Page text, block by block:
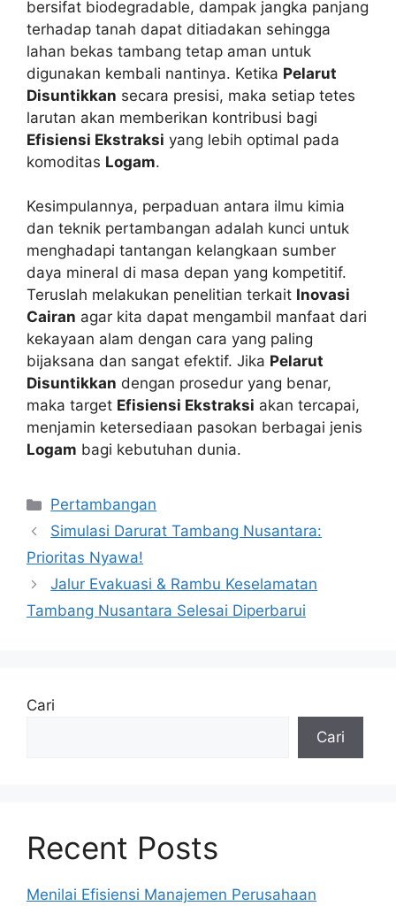
bersifat biodegradable, dampak jangka panjang
terhadap tanah dapat ditiadakan sehingga
lahan bekas tambang tetap aman untuk
digunakan kembali nantinya. Ketika Pelarut
Disuntikkan secara presisi, maka setiap tetes
larutan akan memberikan kontribusi bagi
Efisiensi Ekstraksi yang lebih optimal pada
komoditas Logam.
Kesimpulannya, perpaduan antara ilmu kimia
dan teknik pertambangan adalah kunci untuk
menghadapi tantangan kelangkaan sumber
daya mineral di masa depan yang kompetitif.
Teruslah melakukan penelitian terkait Inovasi
Cairan agar kita dapat mengambil manfaat dari
kekayaan alam dengan cara yang paling
bijaksana dan sangat efektif. Jika Pelarut
Disuntikkan dengan prosedur yang benar,
maka target Efisiensi Ekstraksi akan tercapai,
menjamin ketersediaan pasokan berbagai jenis
Logam bagi kebutuhan dunia.
Kategori
Pertambangan
Simulasi Darurat Tambang Nusantara:
Prioritas Nyawa!
Jalur Evakuasi & Rambu Keselamatan
Tambang Nusantara Selesai Diperbarui
Cari
Cari
Recent Posts
Menilai Efisiensi Manajemen Perusahaan